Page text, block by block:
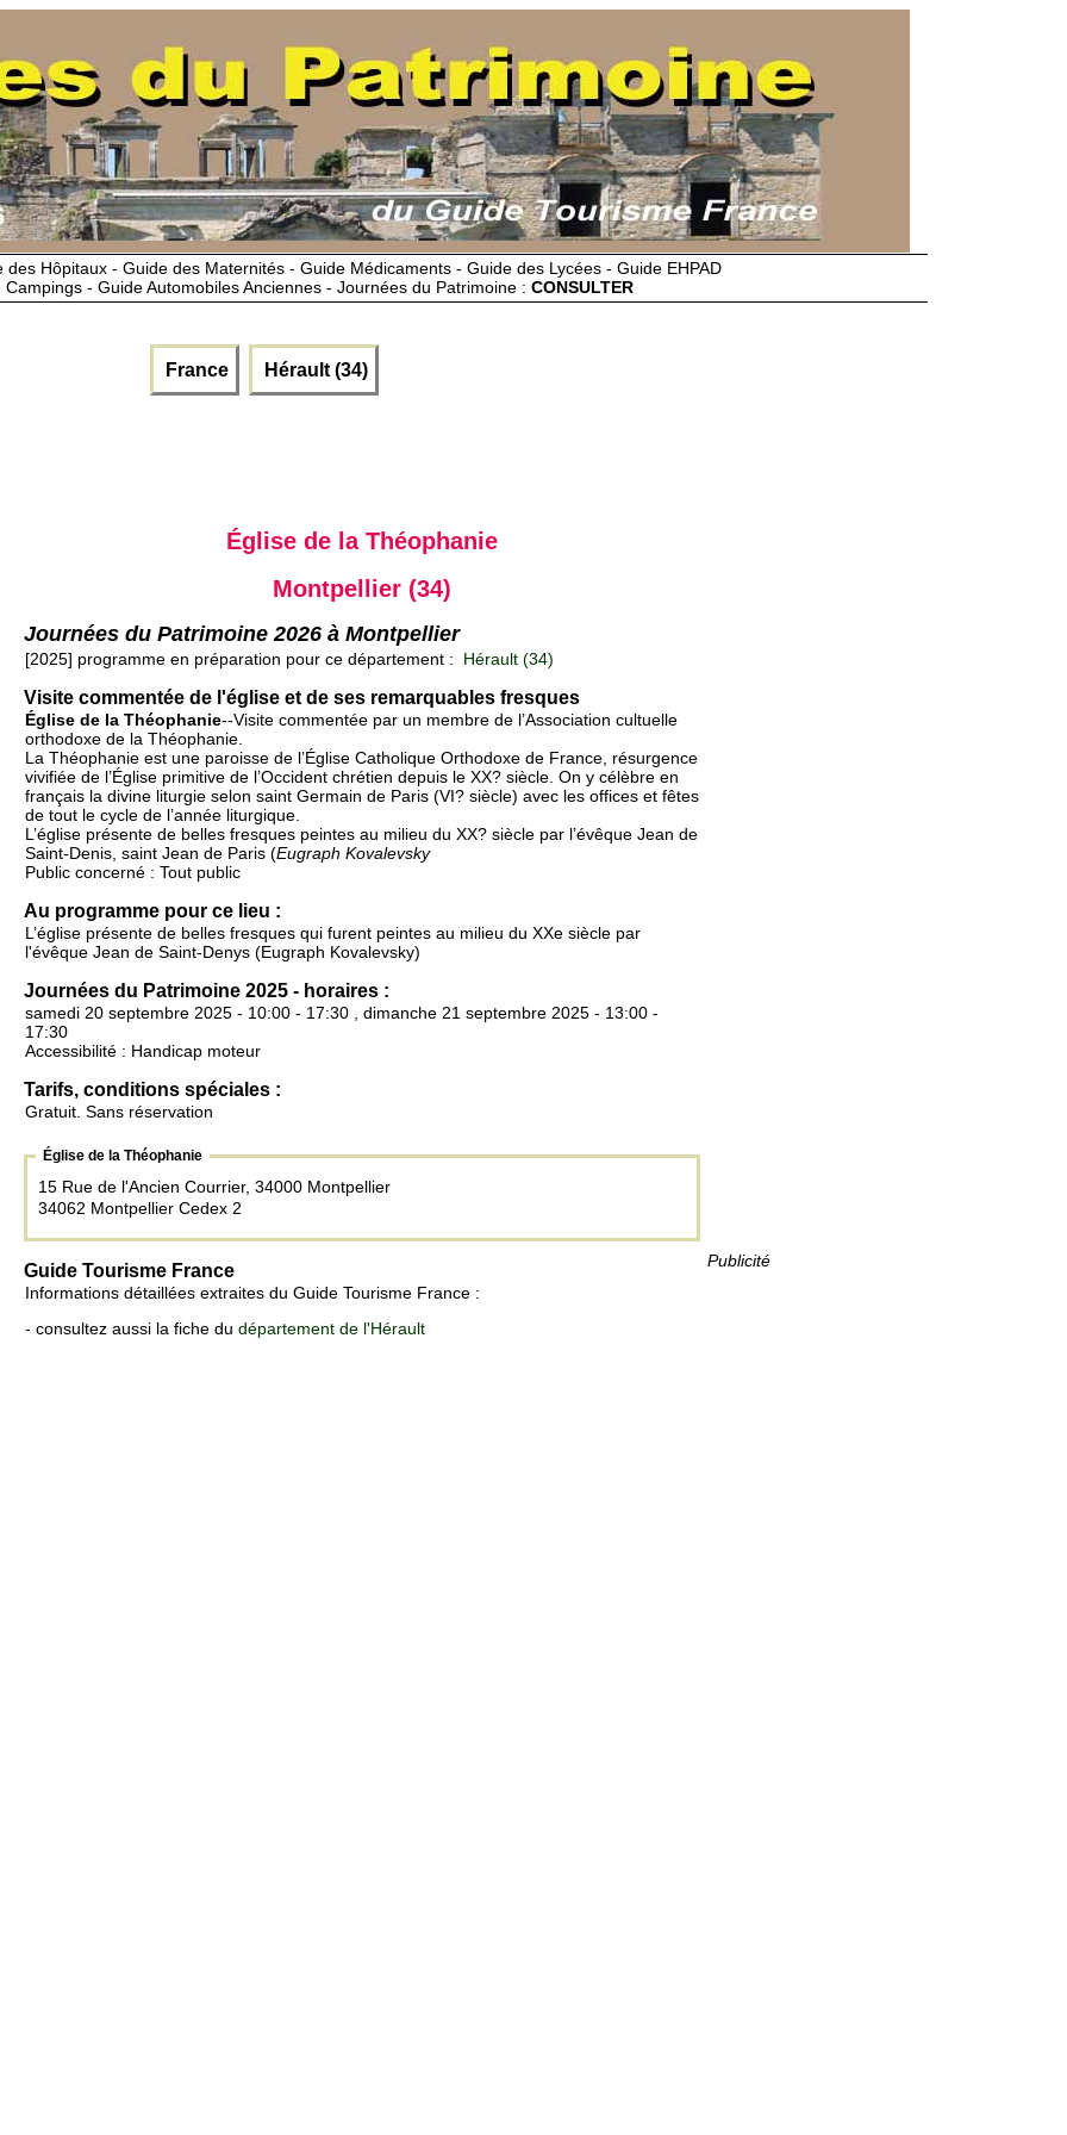
Hôpitaux - Guide des Maternités - Guide Médicaments - Guide des Lycées - Guide EHPAD
- Guide Automobiles Anciennes - Journées du Patrimoine : CONSULTER
France Hérault (34)
Publicité
Église de la Théophanie
Montpellier (34)
Journées du Patrimoine 2026 à Montpellier
[2025] programme en préparation pour ce département : Hérault (34)
Visite commentée de l'église et de ses remarquables fresques
Église de la Théophanie--Visite commentée par un membre de l’Association cultuelle
orthodoxe de la Théophanie.
La Théophanie est une paroisse de l’Église Catholique Orthodoxe de France, résurgence
vivifiée de l’Église primitive de l’Occident chrétien depuis le XX? siècle. On y célèbre en
français la divine liturgie selon saint Germain de Paris (VI? siècle) avec les offices et fêtes
de tout le cycle de l’année liturgique.
L’église présente de belles fresques peintes au milieu du XX? siècle par l’évêque Jean de
Saint-Denis, saint Jean de Paris (Eugraph Kovalevsky
Public concerné : Tout public
Au programme pour ce lieu :
L’église présente de belles fresques qui furent peintes au milieu du XXe siècle par
l'évêque Jean de Saint-Denys (Eugraph Kovalevsky)
Journées du Patrimoine 2025 - horaires :
samedi 20 septembre 2025 - 10:00 - 17:30 , dimanche 21 septembre 2025 - 13:00 -
17:30
Accessibilité : Handicap moteur
Tarifs, conditions spéciales :
Gratuit. Sans réservation
Église de la Théophanie
15 Rue de l'Ancien Courrier, 34000 Montpellier
34062 Montpellier Cedex 2
Guide Tourisme France
Informations détaillées extraites du Guide Tourisme France :
- consultez aussi la fiche du département de l'Hérault